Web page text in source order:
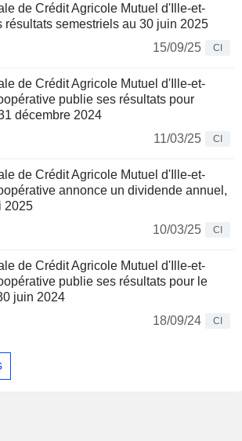
de Crédit Agricole Mutuel d'Ille-et-
semestriels au 30 juin 2025
15/09/25
CI
de Crédit Agricole Mutuel d'Ille-et-
publie ses résultats pour
décembre 2024
11/03/25
CI
de Crédit Agricole Mutuel d'Ille-et-
annonce un dividende annuel,
2025
10/03/25
CI
de Crédit Agricole Mutuel d'Ille-et-
publie ses résultats pour le
juin 2024
18/09/24
CI